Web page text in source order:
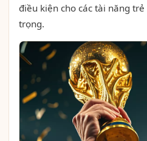
điều kiện cho các tài năng
trọng.